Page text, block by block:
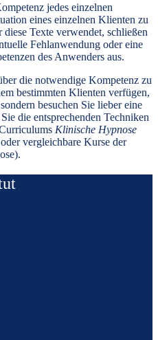
jedes einzelnen
eines einzelnen Klienten zu
Texte verwendet, schließen
Fehlanwendung oder eine
des Anwenders aus.
die notwendige Kompetenz zu
bestimmten Klienten verfügen,
besuchen Sie lieber eine
die entsprechenden Techniken
Klinische Hypnose
vergleichbare Kurse der